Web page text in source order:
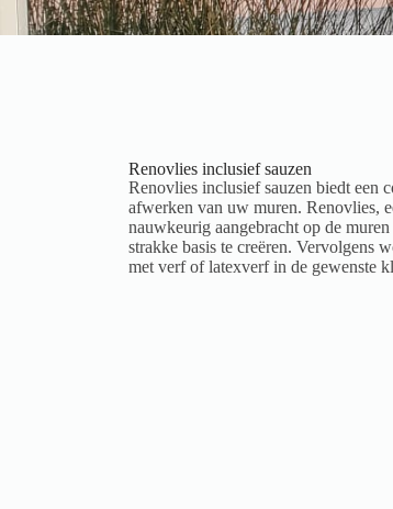
Renovlies inclusief sauzen
Renovlies inclusief sauzen biedt een
afwerken van uw muren. Renovlies,
nauwkeurig aangebracht op de
strakke basis te creëren. Vervolgens
met verf of latexverf in de gewenste